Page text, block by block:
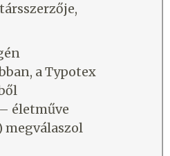
a Typotex
életműve
megválaszol